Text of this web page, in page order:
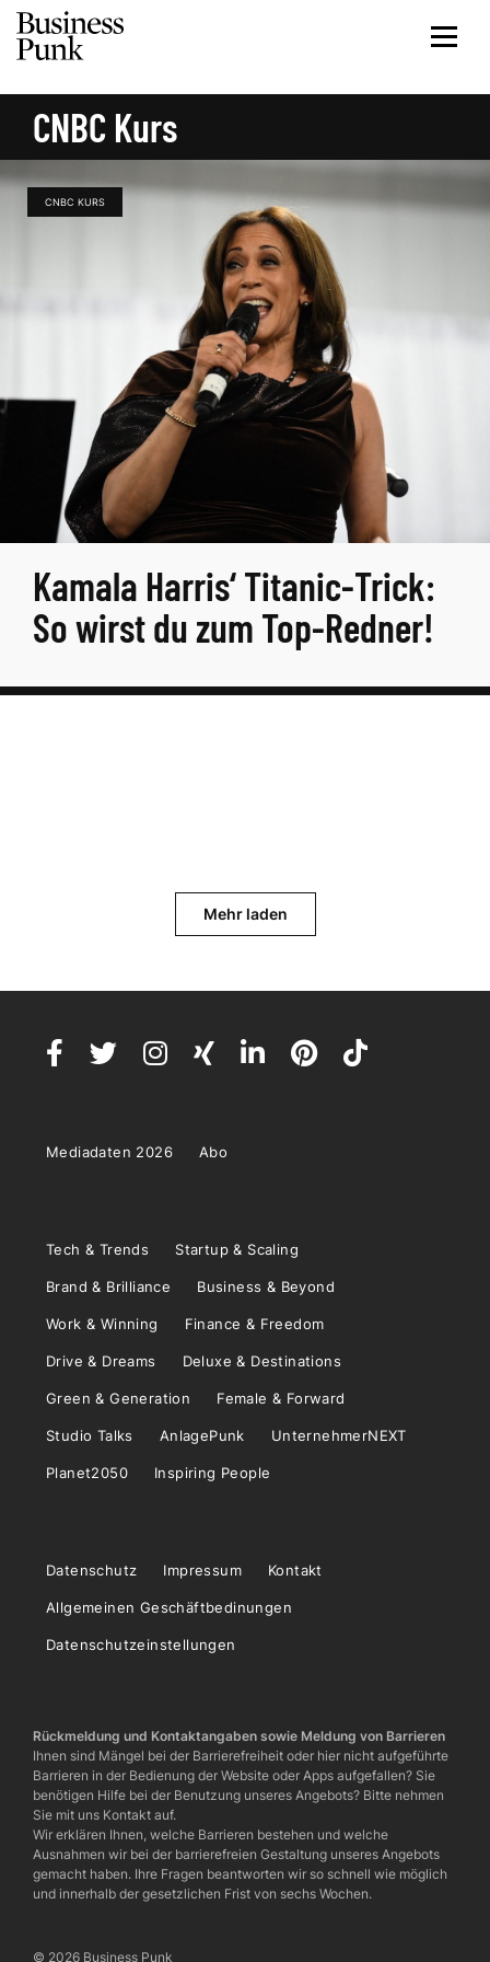
CNBC Kurs
CNBC KURS
Kamala Harris‘ Titanic-Trick:
So wirst du zum Top-Redner!
Mehr laden
Mediadaten 2026 Abo
Tech & Trends Startup & Scaling
Brand & Brilliance Business & Beyond
Work & Winning Finance & Freedom
Drive & Dreams Deluxe & Destinations
Green & Generation Female & Forward
Studio Talks AnlagePunk UnternehmerNEXT
Planet2050 Inspiring People
Datenschutz Impressum Kontakt
Allgemeinen Geschäftbedinungen
Datenschutzeinstellungen
Rückmeldung und Kontaktangaben sowie Meldung von Barrieren
Ihnen sind Mängel bei der Barrierefreiheit oder hier nicht aufgeführte
Barrieren in der Bedienung der Website oder Apps aufgefallen? Sie
benötigen Hilfe bei der Benutzung unseres Angebots? Bitte nehmen
Sie mit uns Kontakt auf.
Wir erklären Ihnen, welche Barrieren bestehen und welche
Ausnahmen wir bei der barrierefreien Gestaltung unseres Angebots
gemacht haben. Ihre Fragen beantworten wir so schnell wie möglich
und innerhalb der gesetzlichen Frist von sechs Wochen.
© 2026 Business Punk